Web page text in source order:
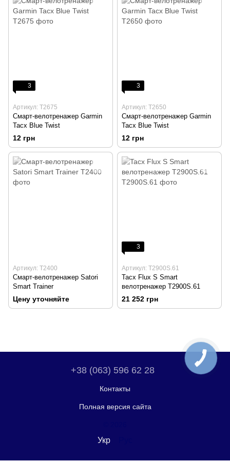
3
Артикул: T2675
Смарт-велотренажер Garmin
Tacx Blue Twist
12 грн
3
Артикул: T2650
Смарт-велотренажер Garmin
Tacx Blue Twist
12 грн
Артикул: T2400
Смарт-велотренажер Satori
Smart Trainer
Цену уточняйте
3
Артикул: T2900S.61
Tacx Flux S Smart
велотренажер T2900S.61
21 252 грн
+38 (063) 596 62 28
Контакты
Полная версия сайта
Укр